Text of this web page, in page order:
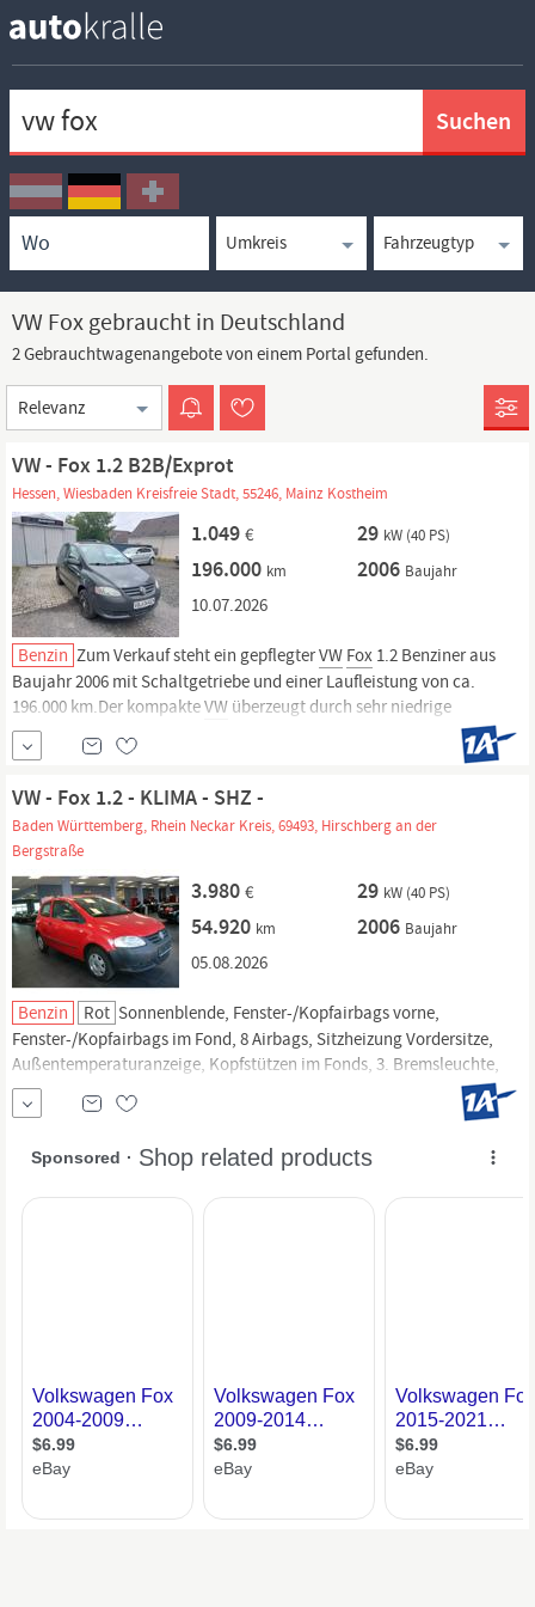
Ortssuche
Umkreissuche
Typsuche
VW Fox gebraucht in Deutschland
2 Gebrauchtwagenangebote von einem Portal gefunden.
Sortierung
VW - Fox 1.2 B2B/Exprot
Hessen, Wiesbaden Kreisfreie Stadt, 55246, Mainz Kostheim
1.049 € 29 kW (40 PS)
196.000 km 2006 Baujahr
10.07.2026
Benzin Zum Verkauf steht ein gepflegterVW Fox 1.2 Benziner aus
Baujahr 2006 mit Schaltgetriebe und einer Laufleistung von ca.
196.000 km.Der kompakteVW überzeugt durch sehr niedrige
Unterhaltskosten, zuverlässige Technik und sparsamen Verbrauch.
Damit eignet sich das Fahrzeug ideal als Stadtauto, weitere Infos.
VW - Fox 1.2 - KLIMA - SHZ -
Baden Württemberg, Rhein Neckar Kreis, 69493, Hirschberg an der
Bergstraße
3.980 € 29 kW (40 PS)
54.920 km 2006 Baujahr
05.08.2026
Benzin Rot Sonnenblende, Fenster-/Kopfairbags vorne,
Fenster-/Kopfairbags im Fond, 8 Airbags, Sitzheizung Vordersitze,
Außentemperaturanzeige, Kopfstützen im Fonds, 3. Bremsleuchte,
Polsterung anthrazit, Eintausch und Finanzierung zu günstigen
Konditionen möglich. - Finanzierungsbeispiel- Monatliche Rate ca.